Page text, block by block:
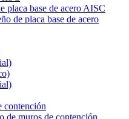
placa base de acero AISC
de placa base de acero
contención